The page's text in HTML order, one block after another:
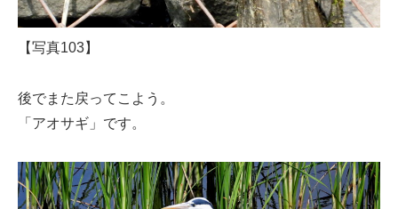
【写真103】
後でまた戻ってこよう。
「アオサギ」です。